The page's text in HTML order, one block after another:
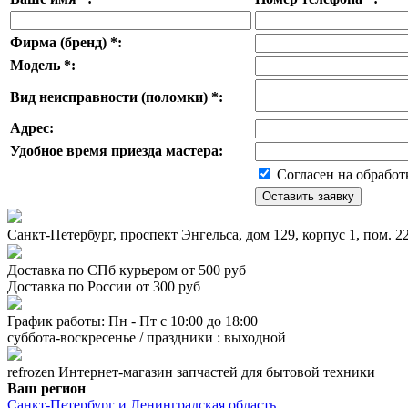
Фирма (бренд) *:
Модель *:
Вид неисправности (поломки) *:
Адрес:
Удобное время приезда мастера:
Согласен на
Санкт-Петербург, проспект Энгельса, дом 129, корпус 1, пом.
Доставка по СПб курьером от 500 руб
Доставка по России от 300 руб
График работы: Пн - Пт с 10:00 до 18:00
суббота-воскресенье / праздники : выходной
refrozen Интернет-магазин запчастей для бытовой техники
Ваш регион